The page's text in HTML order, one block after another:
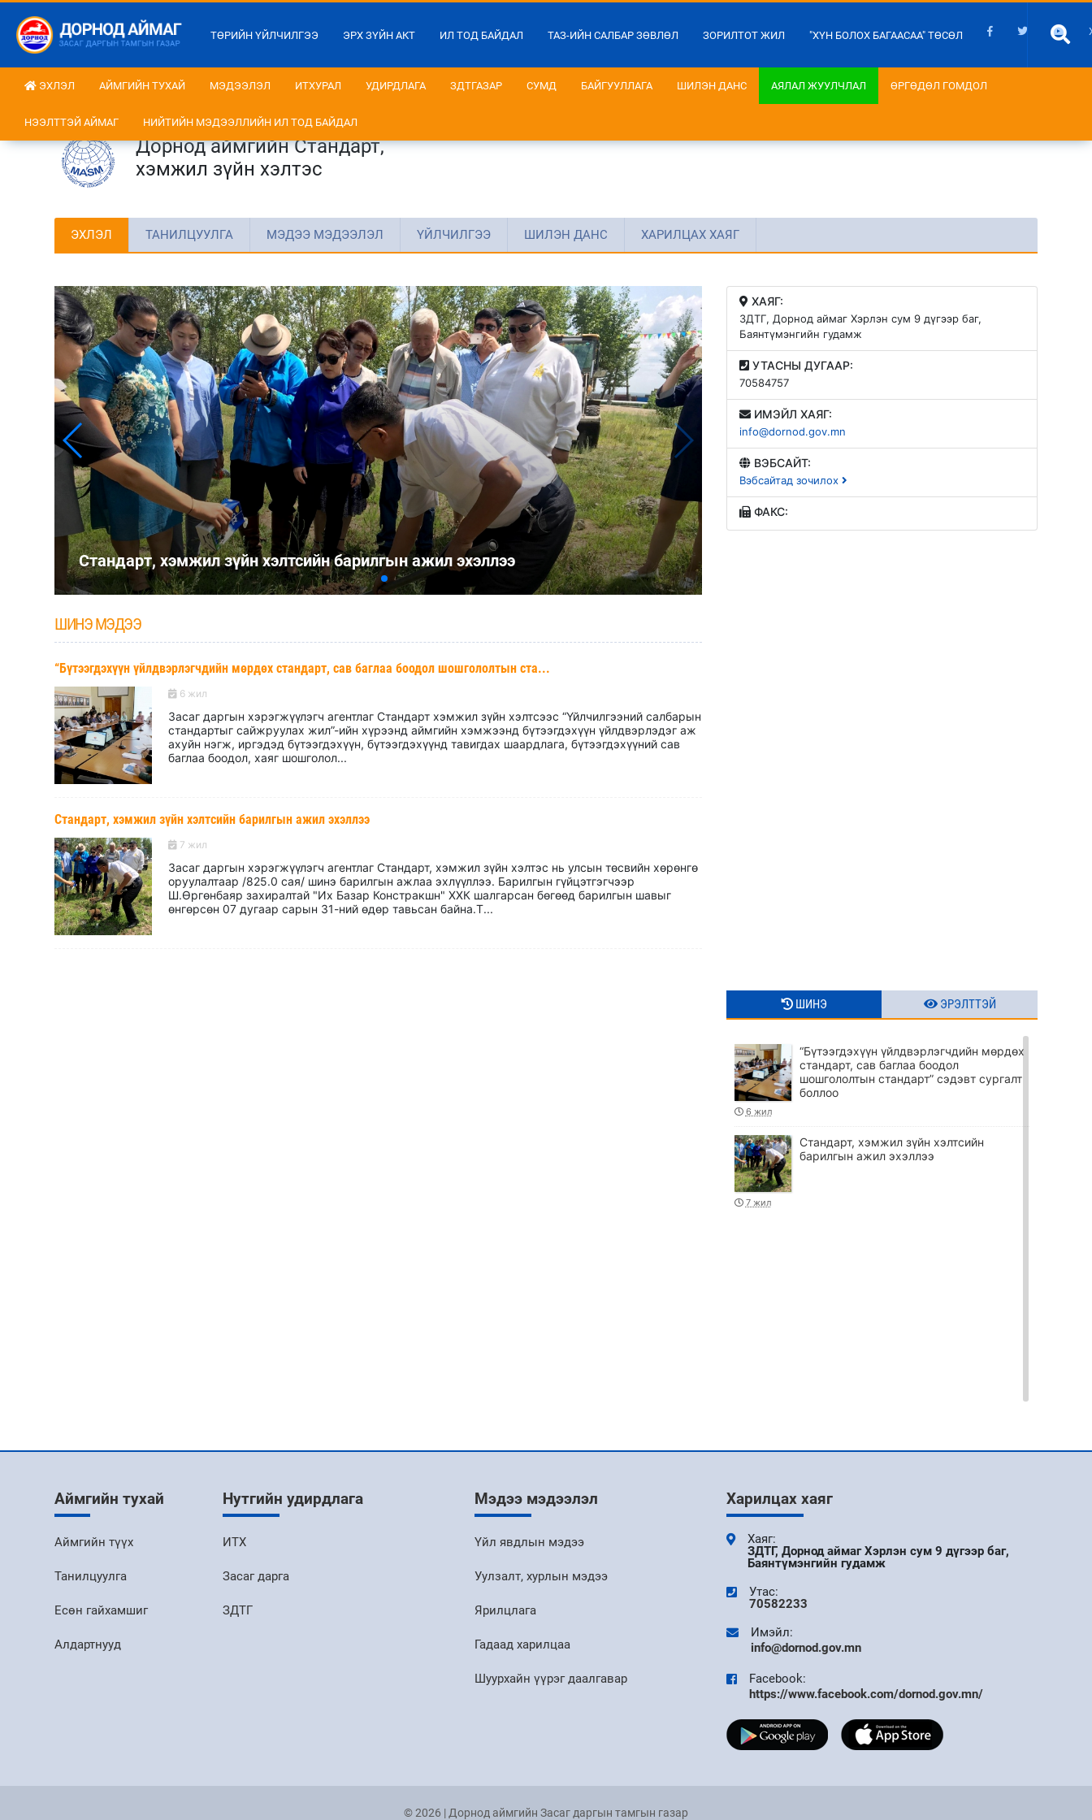
ТӨРИЙН ҮЙЛЧИЛГЭЭ ЭРХ ЗҮЙН АКТ ИЛ ТОД БАЙДАЛ ТАЗ-ИЙН САЛБАР ЗӨВЛӨЛ ЗОРИЛТОТ ЖИЛ "ХҮН БОЛОХ БАГААСАА" ТӨСӨЛ
ЭХЛЭЛ АЙМГИЙН ТУХАЙ МЭДЭЭЛЭЛ ИТХУРАЛ УДИРДЛАГА ЗДТГАЗАР СУМД БАЙГУУЛЛАГА ШИЛЭН ДАНС АЯЛАЛ ЖУУЛЧЛАЛ ӨРГӨДӨЛ ГОМДОЛ
НЭЭЛТТЭЙ АЙМАГ НИЙТИЙН МЭДЭЭЛЛИЙН ИЛ ТОД БАЙДАЛ
Дорнод аймгийн Стандарт,
хэмжил зүйн хэлтэс
ЭХЛЭЛ ТАНИЛЦУУЛГА МЭДЭЭ МЭДЭЭЛЭЛ ҮЙЛЧИЛГЭЭ ШИЛЭН ДАНС ХАРИЛЦАХ ХАЯГ
Стандарт, хэмжил зүйн хэлтсийн барилгын ажил эхэллээ
ШИНЭ МЭДЭЭ
“Бүтээгдэхүүн үйлдвэрлэгчдийн мөрдөх стандарт, сав баглаа боодол шошгололтын ста...
6 жил
Засаг даргын хэрэгжүүлэгч агентлаг Стандарт хэмжил зүйн хэлтсээс “Үйлчилгээний салбарын
стандартыг сайжруулах жил”-ийн хүрээнд аймгийн хэмжээнд бүтээгдэхүүн үйлдвэрлэдэг аж
ахуйн нэгж, иргэдэд бүтээгдэхүүн, бүтээгдэхүүнд тавигдах шаардлага, бүтээгдэхүүний сав
баглаа боодол, хаяг шошголол...
Стандарт, хэмжил зүйн хэлтсийн барилгын ажил эхэллээ
7 жил
Засаг даргын хэрэгжүүлэгч агентлаг Стандарт, хэмжил зүйн хэлтэс нь улсын төсвийн хөрөнгө
оруулалтаар /825.0 сая/ шинэ барилгын ажлаа эхлүүллээ. Барилгын гүйцэтгэгчээр
Ш.Өргөнбаяр захиралтай "Их Базар Констракшн" ХХК шалгарсан бөгөөд барилгын шавыг
өнгөрсөн 07 дугаар сарын 31-ний өдөр тавьсан байна.Т...
ХАЯГ:
ЗДТГ, Дорнод аймаг Хэрлэн сум 9 дүгээр баг,
Баянтүмэнгийн гудамж
УТАСНЫ ДУГААР:
70584757
ИМЭЙЛ ХАЯГ:
info@dornod.gov.mn
ВЭБСАЙТ:
Вэбсайтад зочилох
ФАКС:
ШИНЭ ЭРЭЛТТЭЙ
“Бүтээгдэхүүн үйлдвэрлэгчдийн мөрдөх
стандарт, сав баглаа боодол
шошгололтын стандарт” сэдэвт сургалт
боллоо
6 жил
Стандарт, хэмжил зүйн хэлтсийн
барилгын ажил эхэллээ
7 жил
Аймгийн тухай
Аймгийн түүх
Танилцуулга
Есөн гайхамшиг
Алдартнууд
Нутгийн удирдлага
ИТХ
Засаг дарга
ЗДТГ
Мэдээ мэдээлэл
Үйл явдлын мэдээ
Уулзалт, хурлын мэдээ
Ярилцлага
Гадаад харилцаа
Шуурхайн үүрэг даалгавар
Харилцах хаяг
Хаяг:
ЗДТГ, Дорнод аймаг Хэрлэн сум 9 дүгээр баг,
Баянтүмэнгийн гудамж
Утас:
70582233
Имэйл:
info@dornod.gov.mn
Facebook:
https://www.facebook.com/dornod.gov.mn/
© 2026 | Дорнод аймгийн Засаг даргын тамгын газар